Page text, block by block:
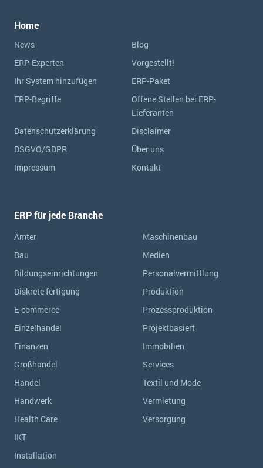
Home
News
Blog
ERP-Experten
Vorgestellt!
Ihr System hinzufügen
ERP-Paket
ERP-Begriffe
Offene Stellen bei ERP-
Lieferanten
Datenschutzerklärung
Disclaimer
DSGVO/GDPR
Über uns
Impressum
Kontakt
ERP für jede Branche
Ämter
Bau
Bildungseinrichtungen
Diskrete fertigung
E-commerce
Einzelhandel
Finanzen
Großhandel
Handel
Handwerk
Health Care
IKT
Installation
Maschinenbau
Medien
Personalvermittlung
Produktion
Prozessproduktion
Projektbasiert
Immobilien
Services
Textil und Mode
Vermietung
Versorgung